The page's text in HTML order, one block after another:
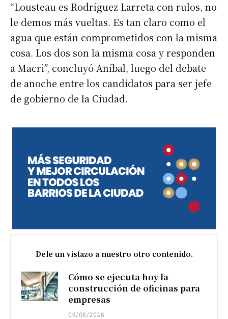
“Lousteau es Rodríguez Larreta con rulos, no
le demos más vueltas. Es tan claro como el
agua que están comprometidos con la misma
cosa. Los dos son la misma cosa y responden
a Macri”, concluyó Aníbal, luego del debate
de anoche entre los candidatos para ser jefe
de gobierno de la Ciudad.
Dele un vistazo a nuestro otro contenido.
Cómo se ejecuta hoy la
construcción de oficinas para
empresas
06/08/2026